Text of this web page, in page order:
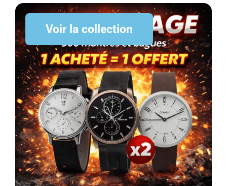
Voir la collection